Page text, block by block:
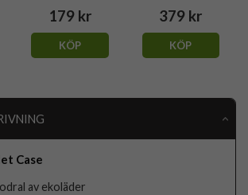
179 kr
KÖP
379 kr
KÖP
Case
av ekoläder